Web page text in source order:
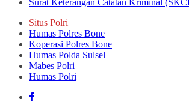
Situs Polri
Humas Polres Bone
Koperasi Polres Bone
Humas Polda Sulsel
Mabes Polri
Humas Polri